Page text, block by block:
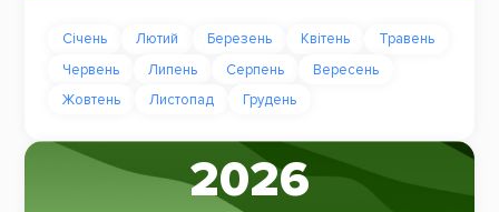
Січень Лютий Березень Квітень
Травень
Червень
Липень Серпень
Вересень
Жовтень
Листопад Грудень
2026